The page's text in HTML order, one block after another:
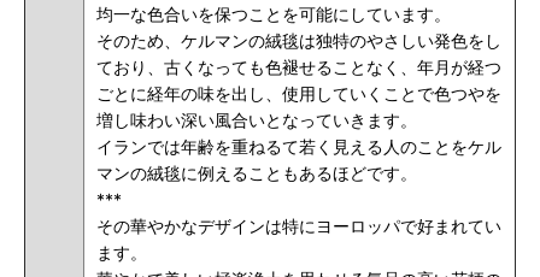
均一な色合いを保つことを可能にしています。
そのため、ケルマンの絨毯は独特のやさしい発色をし
ており、古くなっても色褪せることなく、年月が経つ
ごとに経年の味を出し、使用していくことで色つやを
増し味わい深い風合いとなっていきます。
イランでは年齢を重ねるて若く見える人のことをケル
マンの絨毯に例えることもあるほどです。
***
その華やかなデザインは特にヨーロッパで好まれてい
ます。